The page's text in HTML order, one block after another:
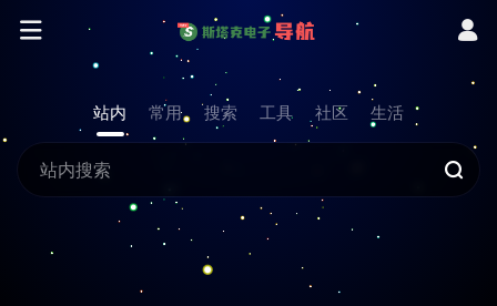
站内 常用 搜索 工具 社区 生活